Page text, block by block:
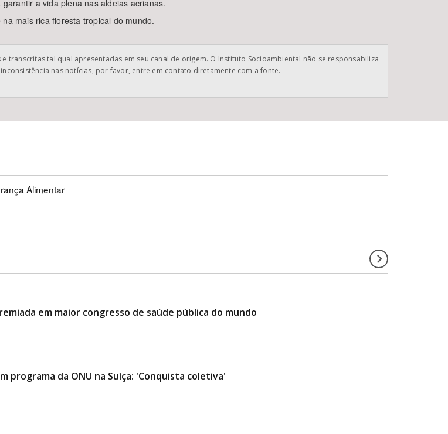
a vida plena nas aldeias acrianas.
mais rica floresta tropical do mundo.
tal qual apresentadas em seu canal de origem. O Instituto Socioambiental não se responsabiliza
nas notícias, por favor, entre em contato diretamente com a fonte.
Alimentar
em maior congresso de saúde pública do mundo
programa da ONU na Suíça: 'Conquista coletiva'